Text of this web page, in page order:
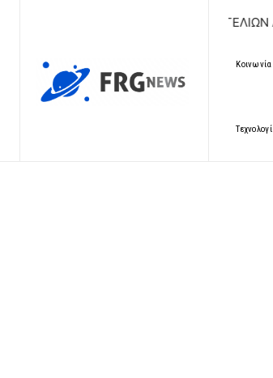
ΔΩΡΕΑΝ ΚΑΤΑΧΩΡΗΣΗ ΑΓΓΕΛΙΩΝ
Κοινωνία